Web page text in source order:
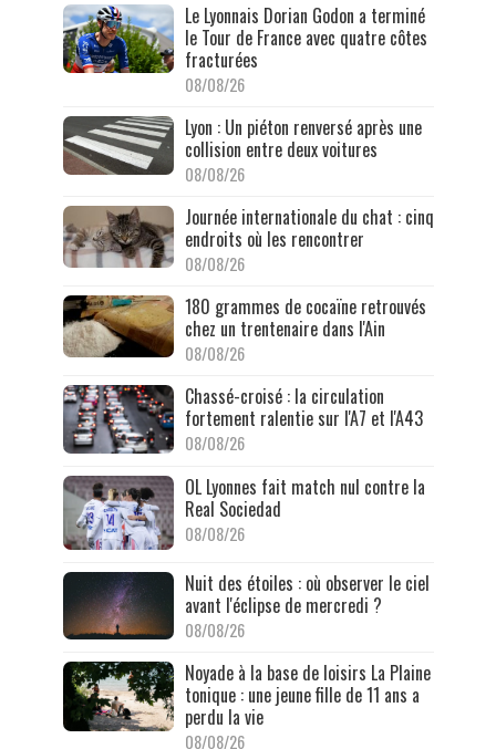
Le Lyonnais Dorian Godon a terminé
le Tour de France avec quatre côtes
fracturées
08/08/26
Lyon : Un piéton renversé après une
collision entre deux voitures
08/08/26
Journée internationale du chat : cinq
endroits où les rencontrer
08/08/26
180 grammes de cocaïne retrouvés
chez un trentenaire dans l'Ain
08/08/26
Chassé-croisé : la circulation
fortement ralentie sur l'A7 et l'A43
08/08/26
OL Lyonnes fait match nul contre la
Real Sociedad
08/08/26
Nuit des étoiles : où observer le ciel
avant l'éclipse de mercredi ?
08/08/26
Noyade à la base de loisirs La Plaine
tonique : une jeune fille de 11 ans a
perdu la vie
08/08/26